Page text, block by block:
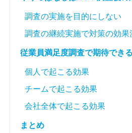
調査の実施を目的にしない
調査の継続実施で対策の効果
従業員満足度調査で期待でき
個人で起こる効果
チームで起こる効果
会社全体で起こる効果
まとめ